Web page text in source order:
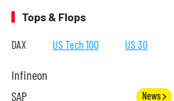
Tops & Flops
DAX US Tech 100 US 30
Infineon
SAP News